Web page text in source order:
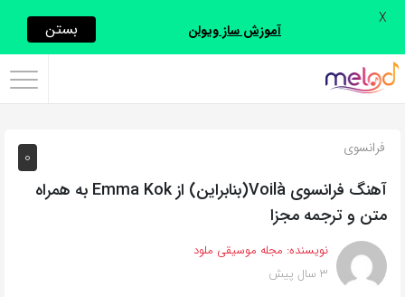
اشتراک
با
روش‌های
زیر
این
صفحه
0 فرانسوی
آهنگ فرانسوی Voilà(بنابراین) از Emma Kok به همراه
متن و ترجمه مجزا
نویسنده: مجله موسیقی ملود
3 سال پیش
آموزش ساز ویولن بستن X